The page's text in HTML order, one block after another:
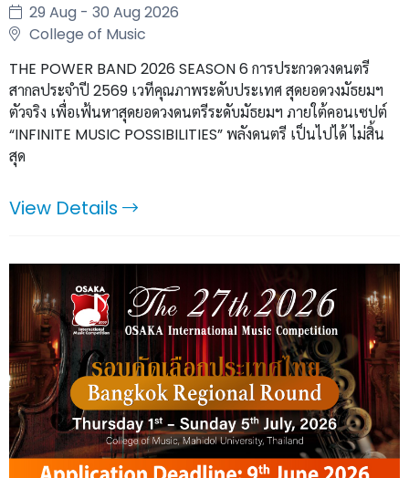
29 Aug - 30 Aug 2026
College of Music
THE POWER BAND 2026 SEASON 6 การประกวดวงดนตรี
สากลประจำปี 2569 เวทีคุณภาพระดับประเทศ สุดยอดวงมัธยมฯ
ตัวจริง เพื่อเฟ้นหาสุดยอดวงดนตรีระดับมัธยมฯ ภายใต้คอนเซปต์
“INFINITE MUSIC POSSIBILITIES” พลังดนตรี เป็นไปได้ ไม่สิ้น
สุด
View Details